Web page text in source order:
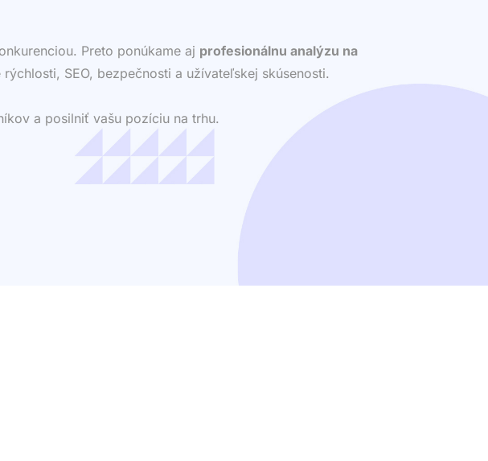
Preto ponúkame aj profesionálnu analýzu na
SEO, bezpečnosti a užívateľskej skúsenosti.
a posilniť vašu pozíciu na trhu.